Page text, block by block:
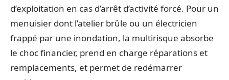
d’exploitation en cas d’arrêt d’activité forcé. Pour un
menuisier dont l’atelier brûle ou un électricien
frappé par une inondation, la multirisque absorbe
le choc financier, prend en charge réparations et
remplacements, et permet de redémarrer